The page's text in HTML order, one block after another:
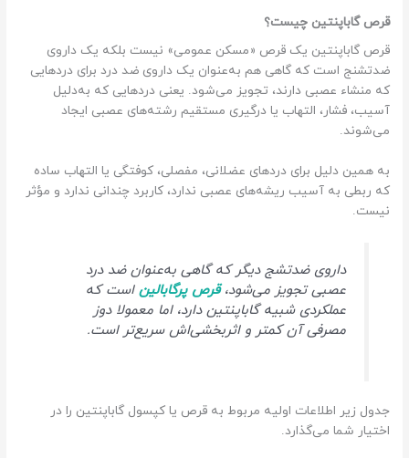
قرص گاباپنتین چیست؟
قرص گاباپنتین یک قرص «مسکن عمومی» نیست بلکه یک داروی
ضدتشنج است که گاهی هم به‌عنوان یک داروی ضد درد برای دردهایی
که منشاء عصبی دارند، تجویز می‌شود. یعنی دردهایی که به‌دلیل
آسیب، فشار، التهاب یا درگیری مستقیم رشته‌های عصبی ایجاد
می‌شوند.
به همین دلیل برای دردهای عضلانی، مفصلی، کوفتگی یا التهاب ساده
که ربطی به آسیب ریشه‌های عصبی ندارد، کاربرد چندانی ندارد و مؤثر
نیست.
داروی ضدتشج دیگر که گاهی به‌عنوان ضد درد
عصبی تجویز می‌شود،قرص پرگابالیناست که
عملکردی شبیه گاباپنتین دارد، اما معمولا دوز
مصرفی آن کمتر و اثربخشی‌اش سریع‌تر است.
جدول زیر اطلاعات اولیه مربوط به قرص یا کپسول گاباپنتین را در
اختیار شما می‌گذارد.